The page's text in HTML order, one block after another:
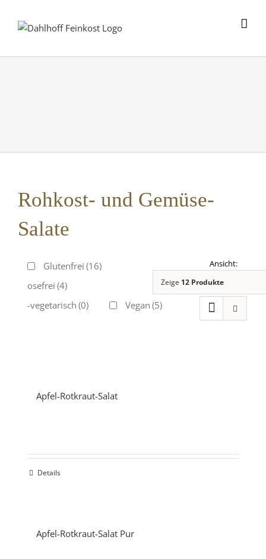
Rohkost- und Gemüse-
Salate
Glutenfrei (16)
Laktosefrei (4)
Ovo-vegetarisch (0) Vegan (5)
Zeige 12 Produkte
Apfel-Rotkraut-Salat
Details
Apfel-Rotkraut-Salat Pur